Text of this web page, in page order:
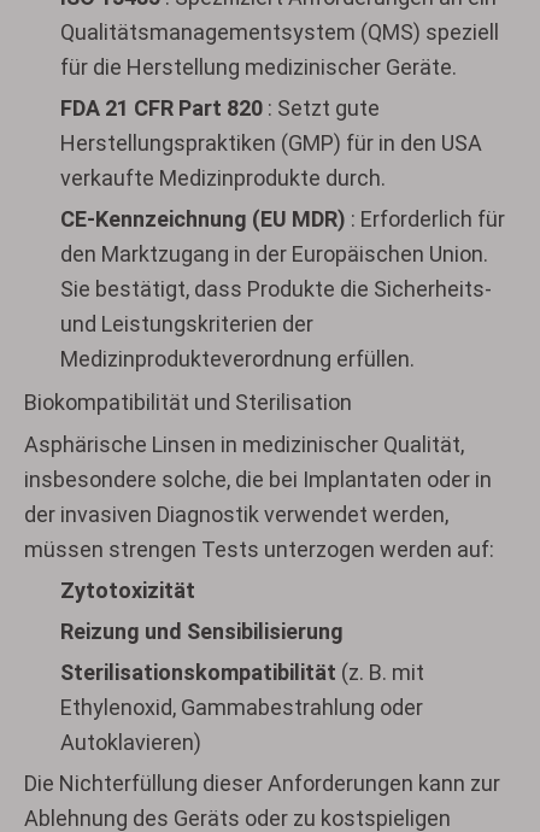
Qualitätsmanagementsystem (QMS) speziell
für die Herstellung medizinischer Geräte.
FDA 21 CFR Part 820 : Setzt gute
Herstellungspraktiken (GMP) für in den USA
verkaufte Medizinprodukte durch.
CE-Kennzeichnung (EU MDR) : Erforderlich für
den Marktzugang in der Europäischen Union.
Sie bestätigt, dass Produkte die Sicherheits-
und Leistungskriterien der
Medizinprodukteverordnung erfüllen.
Biokompatibilität und Sterilisation
Asphärische Linsen in medizinischer Qualität,
insbesondere solche, die bei Implantaten oder in
der invasiven Diagnostik verwendet werden,
müssen strengen Tests unterzogen werden auf:
Zytotoxizität
Reizung und Sensibilisierung
Sterilisationskompatibilität (z. B. mit
Ethylenoxid, Gammabestrahlung oder
Autoklavieren)
Die Nichterfüllung dieser Anforderungen kann zur
Ablehnung des Geräts oder zu kostspieligen